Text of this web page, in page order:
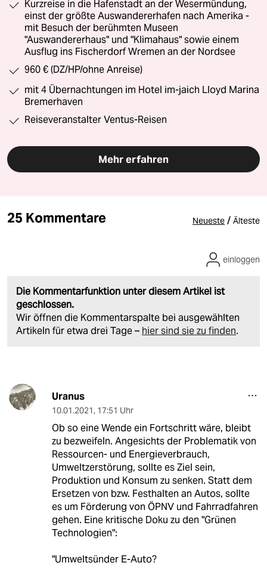
Kurzreise in die Hafenstadt an der Wesermündung,
einst der größte Auswandererhafen nach Amerika -
mit Besuch der berühmten Museen
"Auswandererhaus" und "Klimahaus" sowie einem
Ausflug ins Fischerdorf Wremen an der Nordsee
960 € (DZ/HP/ohne Anreise)
mit 4 Übernachtungen im Hotel im-jaich Lloyd Marina
Bremerhaven
Reiseveranstalter Ventus-Reisen
Mehr erfahren
25 Kommentare Neueste / Älteste
Die Kommentarfunktion unter diesem Artikel ist
geschlossen.
Wir öffnen die Kommentarspalte bei ausgewählten
Artikeln für etwa drei Tage – hier sind sie zu finden.
einloggen
Uranus
10.01.2021, 17:51 Uhr
Ob so eine Wende ein Fortschritt wäre, bleibt
zu bezweifeln. Angesichts der Problematik von
Ressourcen- und Energieverbrauch,
Umweltzerstörung, sollte es Ziel sein,
Produktion und Konsum zu senken. Statt dem
Ersetzen von bzw. Festhalten an Autos, sollte
es um Förderung von ÖPNV und Fahrradfahren
gehen. Eine kritische Doku zu den "Grünen
Technologien":
"Umweltsünder E-Auto?